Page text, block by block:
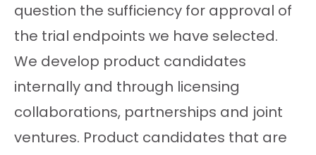
question the sufficiency for approval of
the trial endpoints we have selected.
We develop product candidates
internally and through licensing
collaborations, partnerships and joint
ventures. Product candidates that are